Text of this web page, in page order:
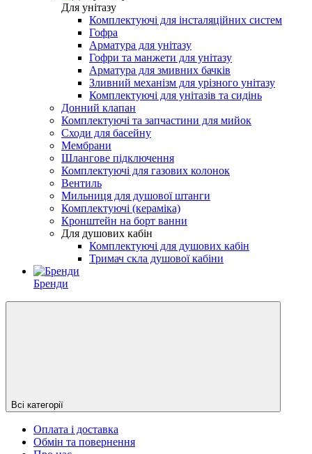
Для унітазу
Комплектуючі для інсталяційних систем
Гофра
Арматура для унітазу
Гофри та манжети для унітазу
Арматура для змивних бачків
Зливний механізм для урізного унітазу
Комплектуючі для унітазів та сидінь
Донний клапан
Комплектуючі та запчастини для мийок
Сходи для басейну
Мембрани
Шлангове підключення
Комплектуючі для газових колонок
Вентиль
Мильниця для душової штанги
Комплектуючі (кераміка)
Кронштейн на борт ванни
Для душових кабін
Комплектуючі для душових кабін
Тримач скла душової кабіни
Бренди
Всі категорії
Оплата і доставка
Обмін та повернення